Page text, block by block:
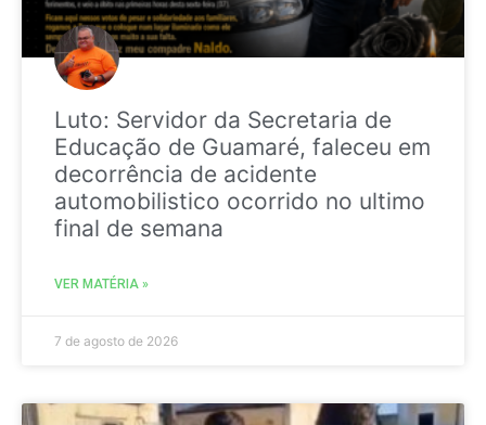
Luto: Servidor da Secretaria de
Educação de Guamaré, faleceu em
decorrência de acidente
automobilistico ocorrido no ultimo
final de semana
VER MATÉRIA »
7 de agosto de 2026